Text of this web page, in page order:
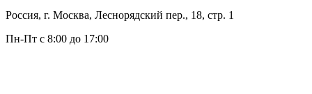
Россия, г. Москва, Леснорядский пер., 18, стр. 1
Пн-Пт с 8:00 до 17:00